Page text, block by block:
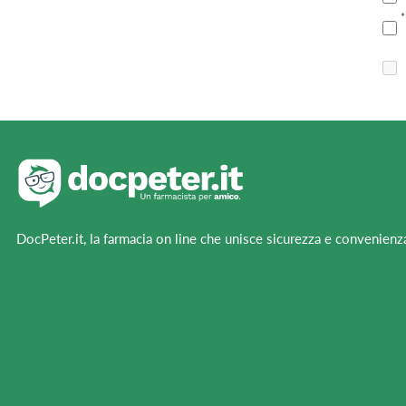
DocPeter.it, la farmacia on line che unisce sicurezza e